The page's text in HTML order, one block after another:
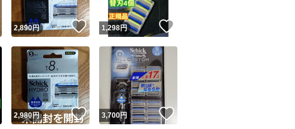
ユーザーの実績について
Yahoo!フリマが定めた一定の基準を満たしたユーザーにバッジを付与しています
安心取引出品者
安心取引出品者 Yahoo!フリマの基準をクリアした安心・安全なユーザーです
引実績
この商品の情報をコピーします
商品画像の無断転載は禁止 されています
いいね！
2,890円 いいね！
1,298円
いいね！
2,980円 いいね！
3,700円